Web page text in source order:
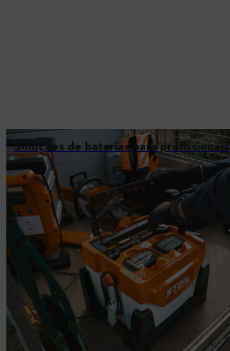
Soluções de baterias para profissionais